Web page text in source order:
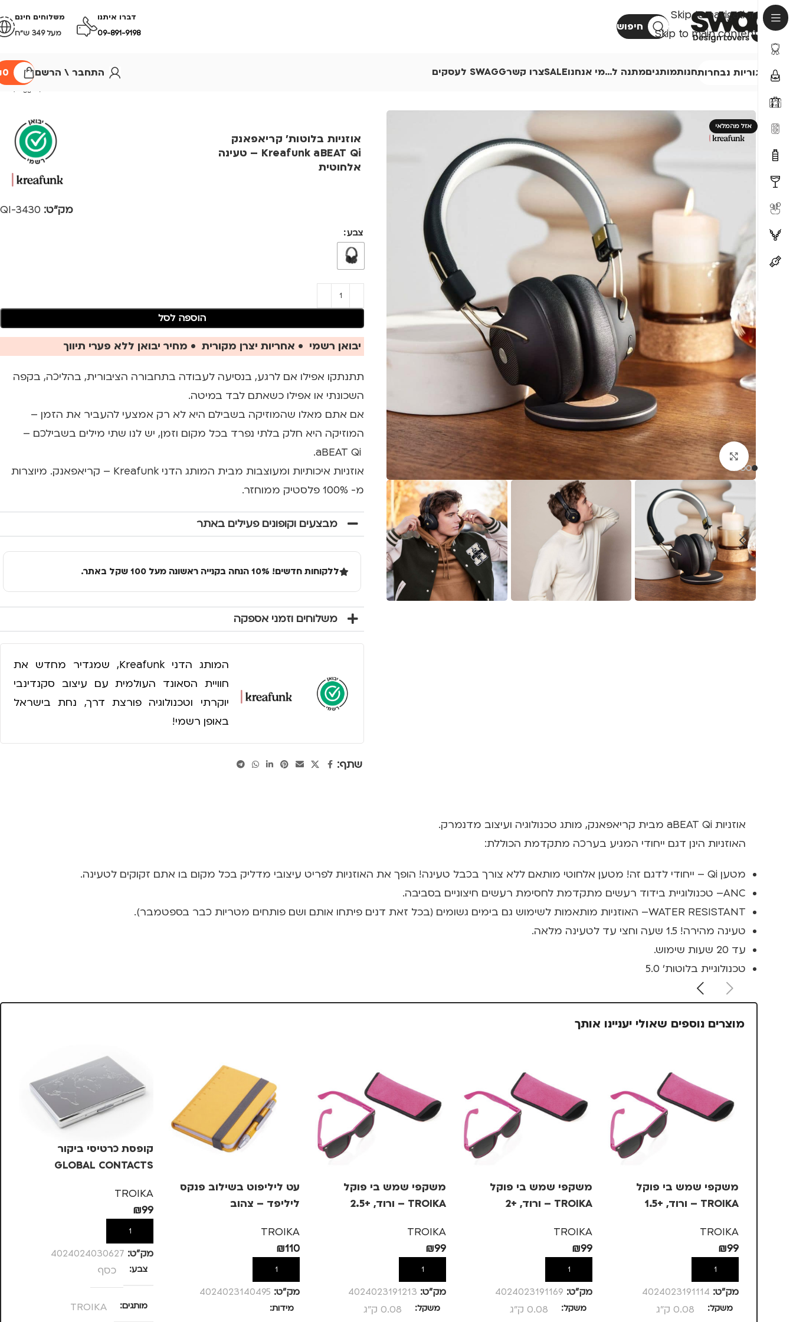
Skip to navigation
Skip to main content
חיפוש
דברו איתנו
09-891-9198
משלוחים חינם
מעל 349 ש״ח
קטגוריות נבחרותחנותמותגיםמתנה ל…מי אנחנוSALEצרו קשרSWAGG לעסקים התחבר \ הרשם 0
אזל מהמלאי
לחצו להגדלה
אוזניות בלוטות' קריאפאנק
Kreafunk aBEAT Qi – טעינה
אלחוטית
מק"ט: 3430-QI
צבע
הוספה לסל
יבואן רשמי • אחריות יצרן מקורית • מחיר יבואן ללא פערי תיווך
תתנתקו אפילו אם לרגע, בנסיעה לעבודה בתחבורה הציבורית, בהליכה, בקפה
השכונתי או אפילו כשאתם לבד במיטה.
אם אתם מאלו שהמוזיקה בשבילם היא לא רק אמצעי להעביר את הזמן –
המוזיקה היא חלק בלתי נפרד בכל מקום וזמן, יש לנו שתי מילים בשבילכם –
אוזניות איכותיות ומעוצבות מבית המותג הדני Kreafunk – קריאפאנק. מיוצרות
מ- 100% פלסטיק ממוחזר.
מבצעים וקופונים פעילים באתר
ללקוחות חדשים! 10% הנחה בקנייה ראשונה מעל 100 שקל באתר.
משלוחים וזמני אספקה
המותג הדני Kreafunk, שמגדיר מחדש את
חוויית הסאונד העולמית עם עיצוב סקנדינבי
יוקרתי וטכנולוגיה פורצת דרך, נחת בישראל
באופן רשמי!
שתף:
אוזניות aBEAT Qi מבית קריאפאנק, מותג טכנולוגיה ועיצוב מדנמרק.
האוזניות הינן דגם ייחודי המגיע בערכה מתקדמת הכוללת:
מטען Qi – ייחודי לדגם זה! מטען אלחוטי מותאם ללא צורך בכבל טעינה! הופך את האוזניות לפריט עיצובי מדליק בכל מקום בו אתם זקוקים לטעינה.
ANC– טכנולוגיית בידוד רעשים מתקדמת לחסימת רעשים חיצוניים בסביבה.
WATER RESISTANT– האוזניות מותאמות לשימוש גם בימים גשומים (בכל זאת דנים פיתחו אותם ושם פותחים מטריות כבר בספטמבר).
טעינה מהירה! 1.5 שעה וחצי עד לטעינה מלאה.
עד 20 שעות שימוש.
טכנולוגיית בלוטות' 5.0
מוצרים נוספים שאולי יעניינו אותך
משקפי שמש בי פוקל
TROIKA – ורוד, +1.5
TROIKA
₪99
הוספה לסל
מק”ט: 4024023191114
משקל 0.08 ק"ג
משקפי שמש בי פוקל
TROIKA – ורוד, +2
TROIKA
₪99
הוספה לסל
מק”ט: 4024023191169
משקל 0.08 ק"ג
משקפי שמש בי פוקל
TROIKA – ורוד, +2.5
TROIKA
₪99
הוספה לסל
מק”ט: 4024023191213
משקל 0.08 ק"ג
עט ליליפוט בשילוב פנקס
ליליפד – צהוב
TROIKA
₪110
הוספה לסל
מק”ט: 4024023140495
מידות
קופסת כרטיסי ביקור
GLOBAL CONTACTS
TROIKA
₪99
הוספה לסל
מק”ט: 4024024030627
צבע כסף
מותגים TROIKA